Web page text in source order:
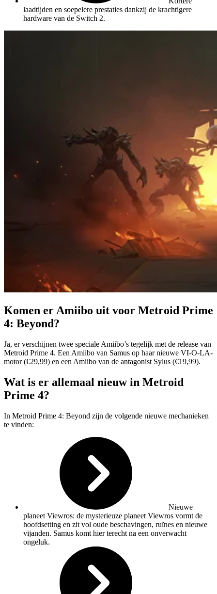
laadtijden en soepelere prestaties dankzij de krachtigere
hardware van de Switch 2.
Komen er Amiibo uit voor Metroid Prime
4: Beyond?
Ja, er verschijnen twee speciale Amiibo’s tegelijk met de release van
Metroid Prime 4. Een Amiibo van Samus op haar nieuwe VI-O-LA-
motor (€29,99) en een Amiibo van de antagonist Sylus (€19,99).
Wat is er allemaal nieuw in Metroid
Prime 4?
In Metroid Prime 4: Beyond zijn de volgende nieuwe mechanieken
te vinden:
Nieuwe
planeet Viewros: de mysterieuze planeet Viewros vormt de
hoofdsetting en zit vol oude beschavingen, ruïnes en nieuwe
vijanden. Samus komt hier terecht na een onverwacht
ongeluk.